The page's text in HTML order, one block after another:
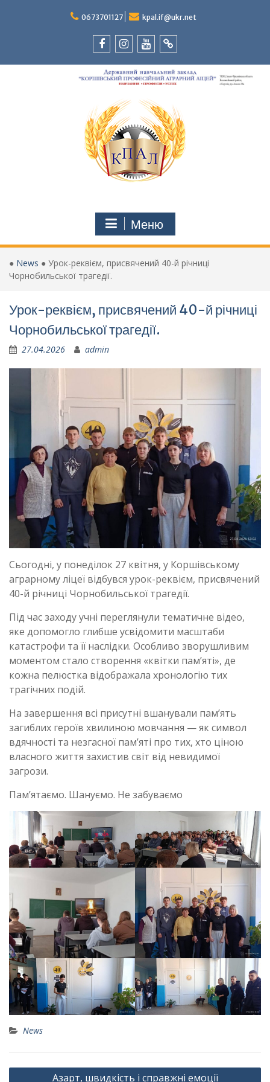
0673701127 kpal.if@ukr.net
Tok
Меню
● News ● Урок-реквієм, присвячений 40-й річниці
Чорнобильської трагедії.
Урок-реквієм, присвячений 40-й річниці
Чорнобильської трагедії.
27.04.2026 admin
Сьогодні, у понеділок 27 квітня, у Коршівському
аграрному ліцеї відбувся урок-реквієм, присвячений
40-й річниці Чорнобильської трагедії.
Під час заходу учні переглянули тематичне відео,
яке допомогло глибше усвідомити масштаби
катастрофи та її наслідки. Особливо зворушливим
моментом стало створення «квітки пам’яті», де
кожна пелюстка відображала хронологію тих
трагічних подій.
На завершення всі присутні вшанували пам’ять
загиблих героїв хвилиною мовчання — як символ
вдячності та незгасної пам’яті про тих, хто ціною
власного життя захистив світ від невидимої
загрози.
Пам’ятаємо. Шануємо. Не забуваємо
News
Навігація
Азарт, швидкість і справжні емоції